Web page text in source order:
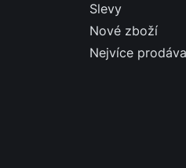
Slevy
Nové zboží
Nejvíce